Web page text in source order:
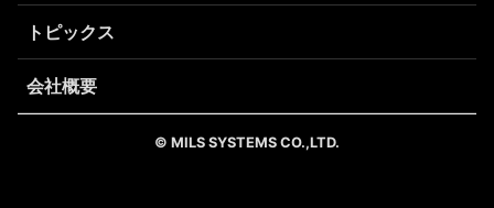
トピックス
会社概要
© MILS SYSTEMS CO.,LTD.